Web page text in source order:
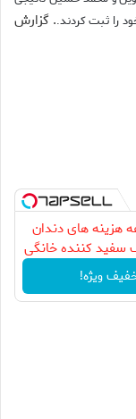
را ثبت کردند.. گزارش
هزینه های دندان
سفید کننده خانگی
ویژه!